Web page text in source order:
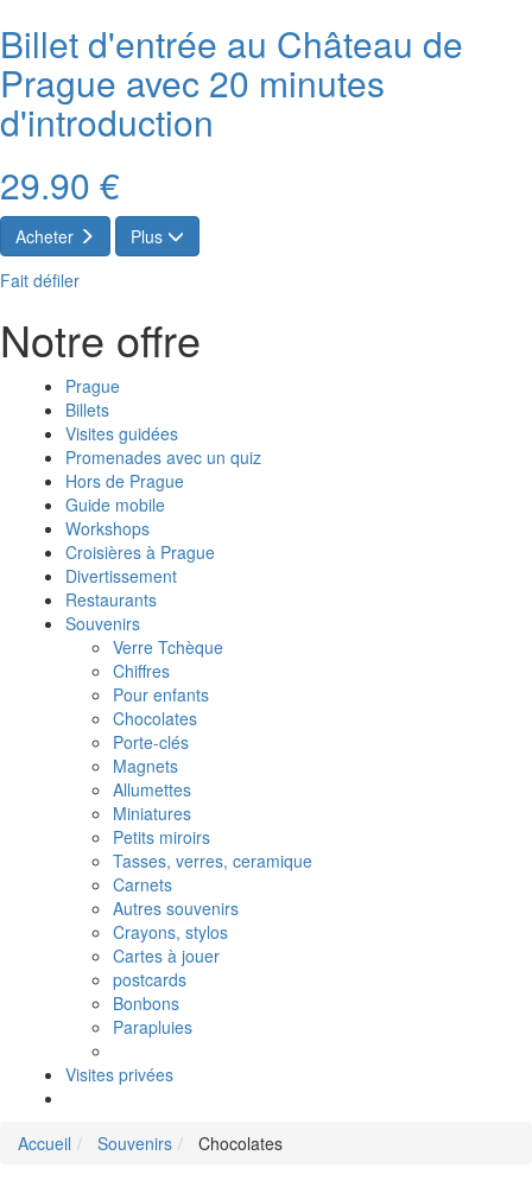
Billet d'entrée au Château de
Prague avec 20 minutes
d'introduction
29.90 €
Acheter
Plus
Fait défiler
Notre offre
Prague
Billets
Visites guidées
Promenades avec un quiz
Hors de Prague
Guide mobile
Workshops
Croisières à Prague
Divertissement
Restaurants
Souvenirs
Verre Tchèque
Chiffres
Pour enfants
Chocolates
Porte-clés
Magnets
Allumettes
Miniatures
Petits miroirs
Tasses, verres, ceramique
Carnets
Autres souvenirs
Crayons, stylos
Cartes à jouer
postcards
Bonbons
Parapluies
Visites privées
Accueil Souvenirs Chocolates